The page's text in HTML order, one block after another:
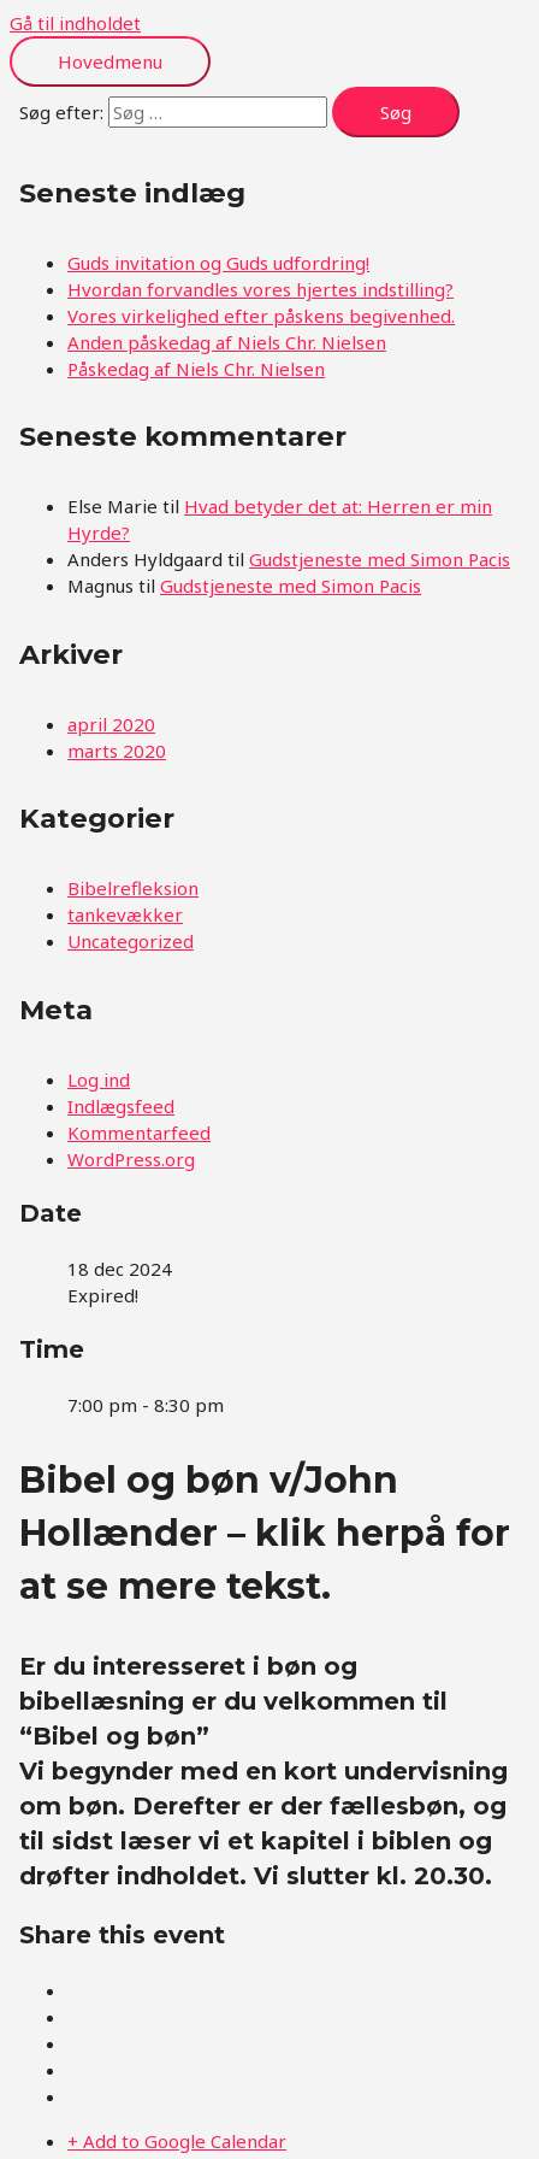
Gå til indholdet
Hovedmenu
Søg efter:
Seneste indlæg
Guds invitation og Guds udfordring!
Hvordan forvandles vores hjertes indstilling?
Vores virkelighed efter påskens begivenhed.
Anden påskedag af Niels Chr. Nielsen
Påskedag af Niels Chr. Nielsen
Seneste kommentarer
Else Marie til Hvad betyder det at: Herren er min
Hyrde?
Anders Hyldgaard tilGudstjeneste med Simon Pacis
Magnus tilGudstjeneste med Simon Pacis
Arkiver
april 2020
marts 2020
Kategorier
Bibelrefleksion
tankevækker
Uncategorized
Meta
Log ind
Indlægsfeed
Kommentarfeed
WordPress.org
Date
18 dec 2024
Expired!
Time
7:00 pm - 8:30 pm
Bibel og bøn v/John
Hollænder – klik herpå for
at se mere tekst.
Er du interesseret i bøn og
bibellæsning er du velkommen til
“Bibel og bøn”
Vi begynder med en kort undervisning
om bøn. Derefter er der fællesbøn, og
til sidst læser vi et kapitel i biblen og
drøfter indholdet. Vi slutter kl. 20.30.
Share this event
+ Add to Google Calendar